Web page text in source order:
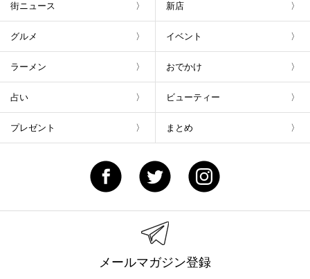
街ニュース 新店
グルメ イベント
ラーメン おでかけ
占い ビューティー
プレゼント まとめ
メールマガジン登録